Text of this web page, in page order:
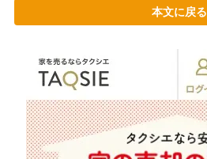
本文に戻る